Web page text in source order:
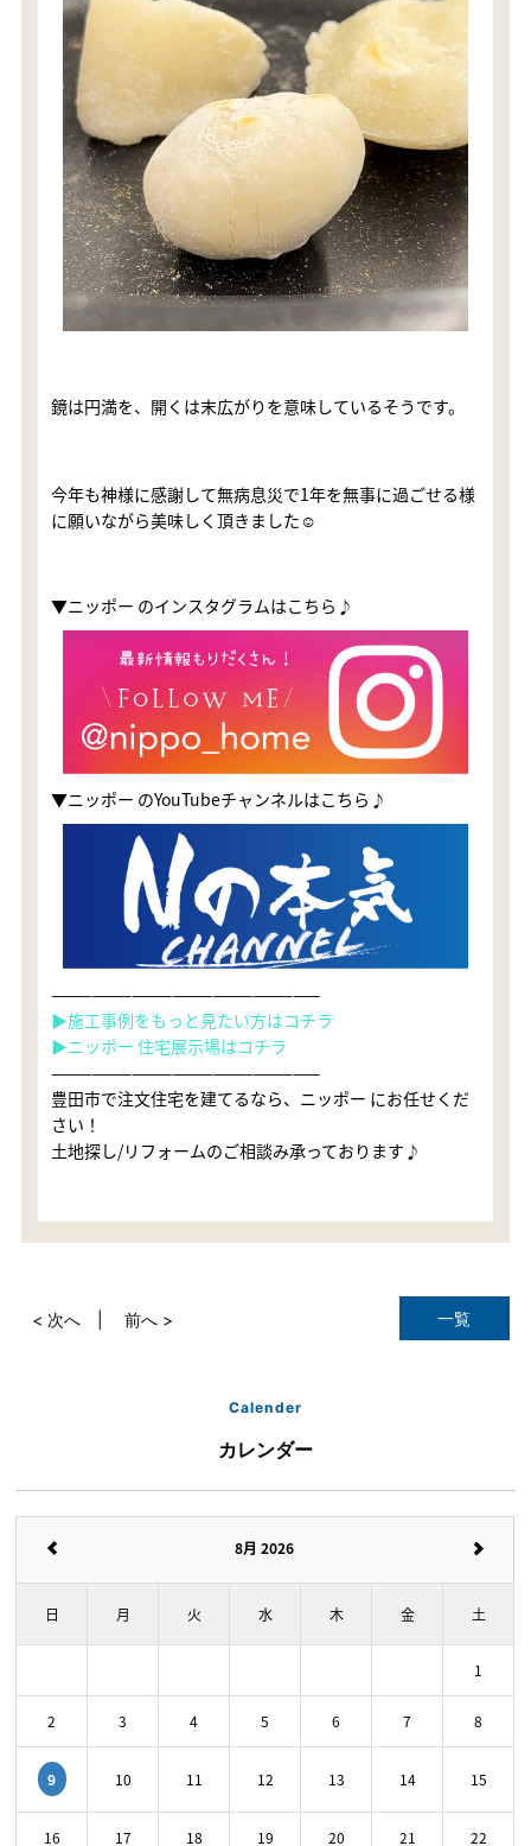
鏡は円満を、開くは末広がりを意味しているそうです。
今年も神様に感謝して無病息災で1年を無事に過ごせる様
に願いながら美味しく頂きました☺️
▼ニッポー のインスタグラムはこちら♪
▼ニッポー のYouTubeチャンネルはこちら♪
————————————————————
▶施工事例をもっと見たい方はコチラ
▶ニッポー 住宅展示場はコチラ
————————————————————
豊田市で注文住宅を建てるなら、ニッポー にお任せくだ
さい！
土地探し/リフォームのご相談み承っております♪
一覧
< 次へ 前へ >
Calender
カレンダー
8月 2026
日 月 火 水 木 金 土
1
2 3 4 5 6 7 8
9 10 11 12 13 14 15
16 17 18 19 20 21 22